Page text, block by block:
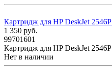
Картридж для HP DeskJet
1 350 руб.
99701601
Картридж для HP DeskJet
Нет в наличии